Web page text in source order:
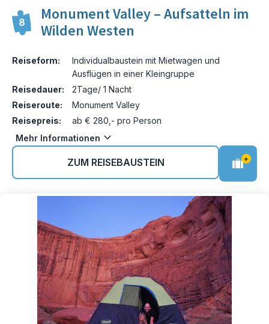
8
Monument Valley – Aufsatteln im
Wilden Westen
Reiseform:
Individualbaustein mit Mietwagen und
Ausflügen in einer Kleingruppe
Reisedauer:
2Tage/ 1 Nacht
Reiseroute:
Monument Valley
Reisepreis:
ab € 280,- pro Person
Mehr Informationen
ZUM REISEBAUSTEIN +